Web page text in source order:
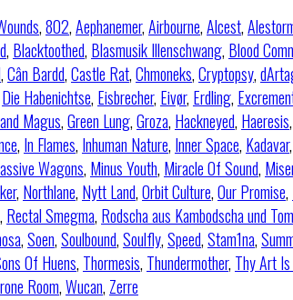
,802,Aephanemer,Airbourne,Alcest,
, Blacktoothed, Blasmusik Illenschwang, Blood
,Cân Bardd,Castle Rat,Chmoneks,Cryptopsy,
Die Habenichtse, Eisbrecher, Eivør, Erdling,
Magus,Green Lung,Groza, Hackneyed, Haeresis,
, In Flames, Inhuman Nature, Inner Space, Kadavar,
Wagons, Minus Youth, Miracle Of Sound,
, Northlane, Nytt Land,Orbit Culture,Our Promise,
, Rectal Smegma, Rodscha aus Kambodscha und
,Soen,Soulbound,Soulfly,Speed,Stam1na,
Of Huens, Thormesis, Thundermother, Thy Art
Room,Wucan, Zerre